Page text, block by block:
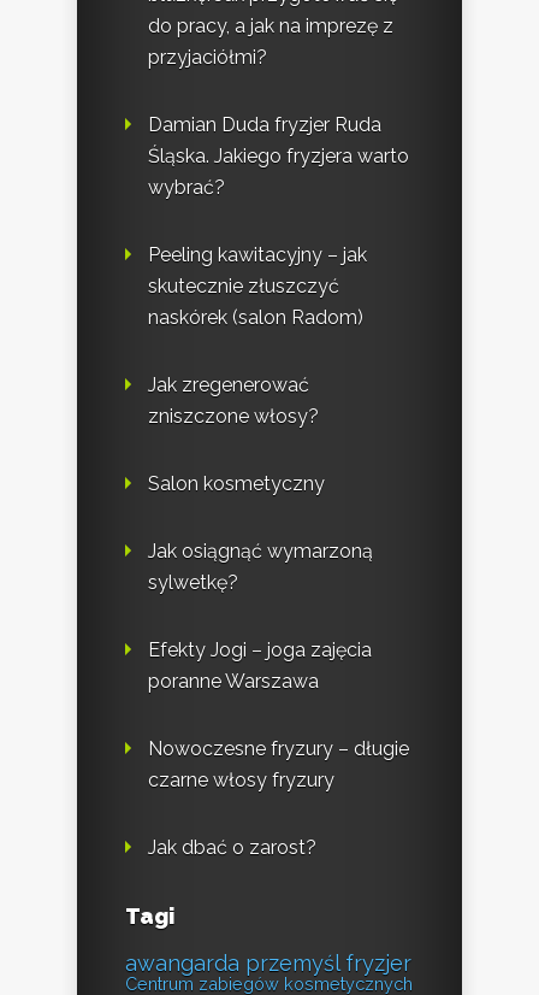
do pracy, a jak na imprezę z
przyjaciółmi?
Damian Duda fryzjer Ruda
Śląska. Jakiego fryzjera warto
wybrać?
Peeling kawitacyjny – jak
skutecznie złuszczyć
naskórek (salon Radom)
Jak zregenerować
zniszczone włosy?
Salon kosmetyczny
Jak osiągnąć wymarzoną
sylwetkę?
Efekty Jogi – joga zajęcia
poranne Warszawa
Nowoczesne fryzury – długie
czarne włosy fryzury
Jak dbać o zarost?
Tagi
awangarda przemyśl fryzjer
Centrum zabiegów kosmetycznych